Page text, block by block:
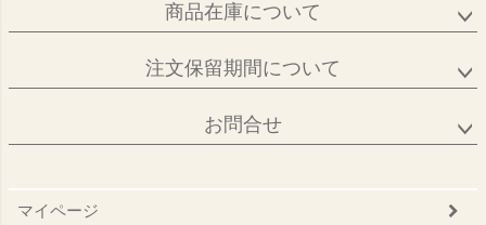
商品在庫について
注文保留期間について
お問合せ
マイページ